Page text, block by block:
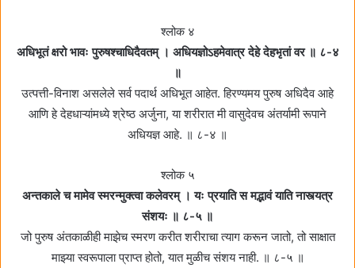
श्लोक ४
अधिभूतं क्षरो भावः पुरुषश्चाधिदैवतम्‌ । अधियज्ञोऽहमेवात्र देहे देहभृतां वर ॥ ८-४
॥
उत्पत्ती-विनाश असलेले सर्व पदार्थ अधिभूत आहेत. हिरण्यमय पुरुष अधिदैव आहे
आणि हे देहधाऱ्यांमध्ये श्रेष्ठ अर्जुना, या शरीरात मी वासुदेवच अंतर्यामी रूपाने
अधियज्ञ आहे. ॥ ८-४ ॥
श्लोक ५
अन्तकाले च मामेव स्मरन्मुक्त्वा कलेवरम्‌ । यः प्रयाति स मद्भावं याति नास्त्यत्र
संशयः ॥ ८-५ ॥
जो पुरुष अंतकाळीही माझेच स्मरण करीत शरीराचा त्याग करून जातो, तो साक्षात
माझ्या स्वरूपाला प्राप्त होतो, यात मुळीच संशय नाही. ॥ ८-५ ॥